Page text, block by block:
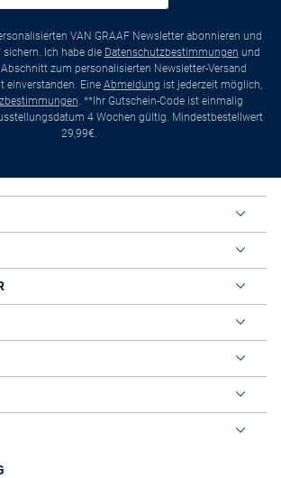
VAN GRAAF Newsletter abonnieren und
Ich habe die Datenschutzbestimmungen und
zum personalisierten Newsletter-Versand
einverstanden. Eine Abmeldung ist jederzeit möglich,
. **Ihr Gutschein-Code ist einmalig
4 Wochen gültig. Mindestbestellwert
29,99€.